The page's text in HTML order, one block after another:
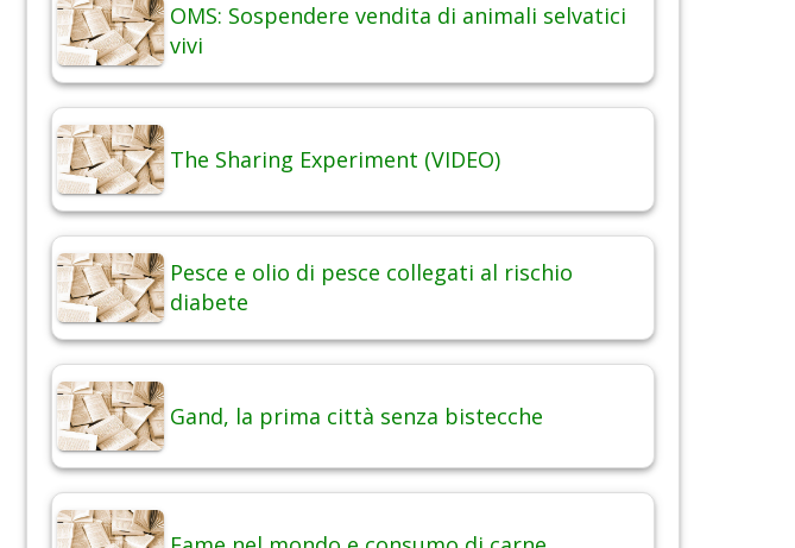
OMS: Sospendere vendita di animali selvatici
vivi
The Sharing Experiment (VIDEO)
Pesce e olio di pesce collegati al rischio
diabete
Gand, la prima città senza bistecche